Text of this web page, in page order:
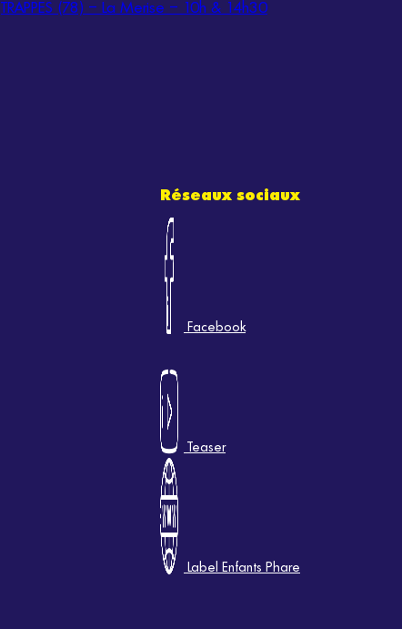
TRAPPES (78) – La Merise – 10h & 14h30
Réseaux sociaux
Facebook
Teaser
Label Enfants Phare